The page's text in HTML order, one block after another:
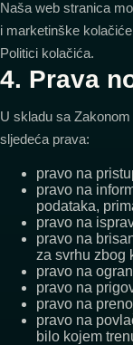
Naša web stranica
i marketinške
Politici kolačića.
4. Prava
U skladu sa
sljedeća prava:
pravo na
pravo na
podataka,
pravo na
pravo na
za svrhu zbog
pravo na
pravo na
pravo na
pravo na
bilo kojem